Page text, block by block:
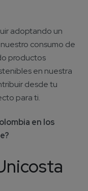
adoptando un
consumo de
productos
en nuestra
desde tu
para ti.
en los